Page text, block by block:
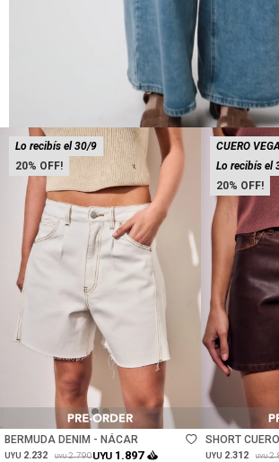
20
Lo recibís el 30/9
Talle
BERMUDA DENIM - NÁCAR
UYU 2.232 UYU 2.790UYU 1.897
20
CUERO
Lo recibís el
Talle
SHORT
UYU 2.312 UYU